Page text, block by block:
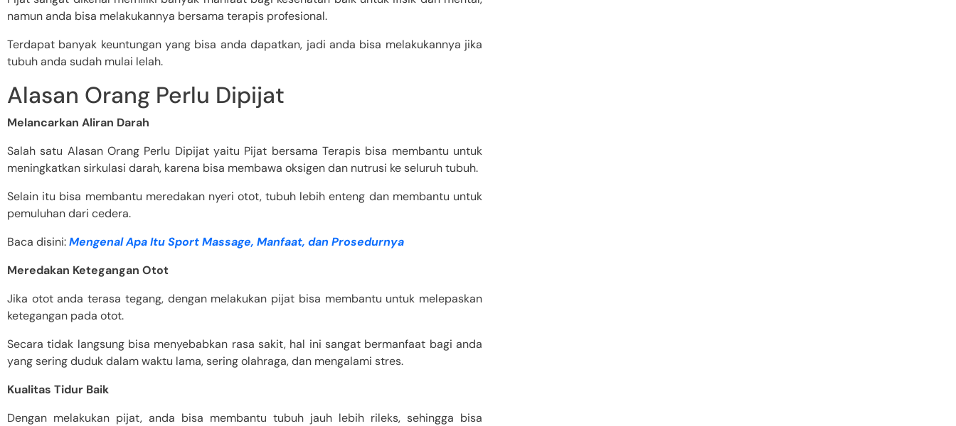
namun anda bisa melakukannya bersama terapis profesional.
Terdapat banyak keuntungan yang bisa anda dapatkan, jadi anda bisa melakukannya jika
tubuh anda sudah mulai lelah.
Alasan Orang Perlu Dipijat
Melancarkan Aliran Darah
Salah satu Alasan Orang Perlu Dipijat yaitu Pijat bersama Terapis bisa membantu untuk
meningkatkan sirkulasi darah, karena bisa membawa oksigen dan nutrusi ke seluruh tubuh.
Selain itu bisa membantu meredakan nyeri otot, tubuh lebih enteng dan membantu untuk
pemuluhan dari cedera.
Baca disini:Mengenal Apa Itu Sport Massage, Manfaat, dan Prosedurnya
Meredakan Ketegangan Otot
Jika otot anda terasa tegang, dengan melakukan pijat bisa membantu untuk melepaskan
ketegangan pada otot.
Secara tidak langsung bisa menyebabkan rasa sakit, hal ini sangat bermanfaat bagi anda
yang sering duduk dalam waktu lama, sering olahraga, dan mengalami stres.
Kualitas Tidur Baik
Dengan melakukan pijat, anda bisa membantu tubuh jauh lebih rileks, sehingga bisa